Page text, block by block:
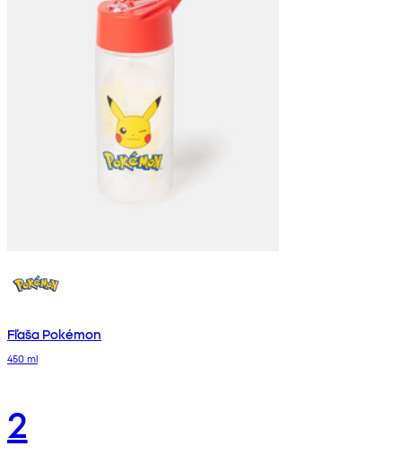
Fľaša Pokémon
450 ml
2